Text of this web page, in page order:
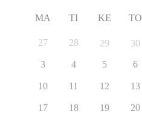
MA TI KE TO
27 28 29 30
3 4 5 6
10 11 12 13
17 18 19 20